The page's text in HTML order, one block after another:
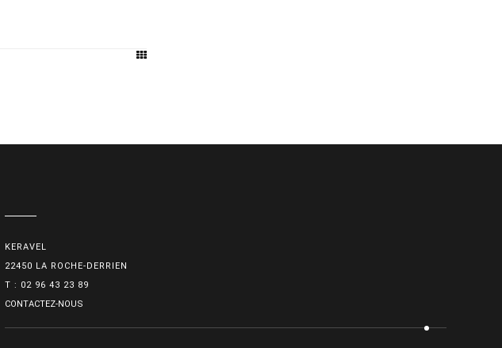
KERAVEL
22450 LA ROCHE-DERRIEN
T : 02 96 43 23 89
CONTACTEZ-NOUS